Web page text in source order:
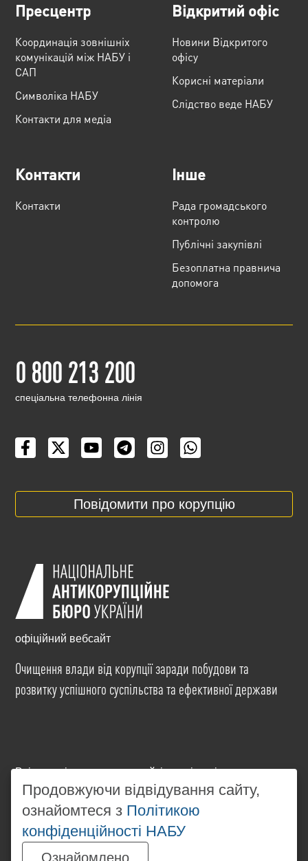
Пресцентр
Координація зовнішніх
комунікацій між НАБУ і
САП
Cимволіка НАБУ
Контакти для медіа
Відкритий офіс
Новини Відкритого
офісу
Корисні матеріали
Слідство веде НАБУ
Контакти
Контакти
Інше
Рада громадського
контролю
Публічні закупівлі
Безоплатна правнича
допомога
0 800 213 200
cпеціальна телефонна лінія
Повідомити про корупцію
офіційний вебсайт
Очищення влади від корупції заради побудови та
розвитку успішного суспільства та ефективної держави
Всі матеріали на цьому сайті розміщені на умовах
ліцензіїCreative Commons Attribution-NonCommercial-
NoDerivatives 4.0 International. Використання будь-
яких матеріалів, розміщених на сайті, дозволяється
за умови посилання наwww.nabu.gov.ua
незалежності від повного або часткового
Продовжуючи відвідування сайту,
ознайомтеся з Політикою
конфіденційності НАБУ
Ознайомлено